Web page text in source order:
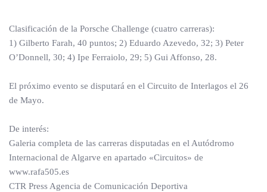
Clasificación de la Porsche Challenge (cuatro carreras):
1) Gilberto Farah, 40 puntos; 2) Eduardo Azevedo, 32; 3) Peter
O’Donnell, 30; 4) Ipe Ferraiolo, 29; 5) Gui Affonso, 28.
El próximo evento se disputará en el Circuito de Interlagos el 26
de Mayo.
De interés:
Galeria completa de las carreras disputadas en el Autódromo
Internacional de Algarve en apartado «Circuitos» de
www.rafa505.es
CTR Press Agencia de Comunicación Deportiva